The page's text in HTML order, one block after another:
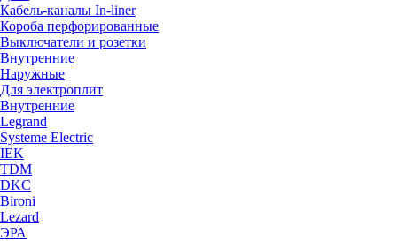
Кабель-каналы In-liner
Короба перфорированные
Выключатели и розетки
Внутренние
Наружные
Для электроплит
Внутренние
Legrand
Systeme Electric
IEK
TDM
DKC
Bironi
Lezard
ЭРА